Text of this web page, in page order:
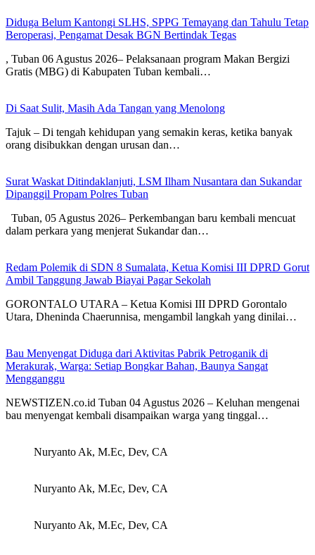
Diduga Belum Kantongi SLHS, SPPG Temayang dan Tahulu Tetap
Beroperasi, Pengamat Desak BGN Bertindak Tegas
, Tuban 06 Agustus 2026– Pelaksanaan program Makan Bergizi
Gratis (MBG) di Kabupaten Tuban kembali…
Di Saat Sulit, Masih Ada Tangan yang Menolong
Tajuk – Di tengah kehidupan yang semakin keras, ketika banyak
orang disibukkan dengan urusan dan…
Surat Waskat Ditindaklanjuti, LSM Ilham Nusantara dan Sukandar
Dipanggil Propam Polres Tuban
Tuban, 05 Agustus 2026– Perkembangan baru kembali mencuat
dalam perkara yang menjerat Sukandar dan…
Redam Polemik di SDN 8 Sumalata, Ketua Komisi III DPRD Gorut
Ambil Tanggung Jawab Biayai Pagar Sekolah
GORONTALO UTARA – Ketua Komisi III DPRD Gorontalo
Utara, Dheninda Chaerunnisa, mengambil langkah yang dinilai…
Bau Menyengat Diduga dari Aktivitas Pabrik Petroganik di
Merakurak, Warga: Setiap Bongkar Bahan, Baunya Sangat
Mengganggu
NEWSTIZEN.co.id Tuban 04 Agustus 2026 – Keluhan mengenai
bau menyengat kembali disampaikan warga yang tinggal…
Nuryanto Ak, M.Ec, Dev, CA
Nuryanto Ak, M.Ec, Dev, CA
Nuryanto Ak, M.Ec, Dev, CA